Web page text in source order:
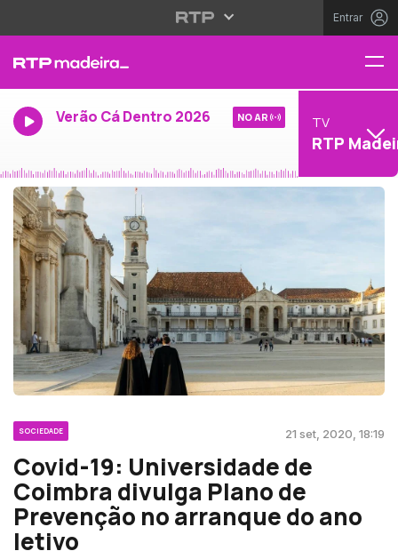
Entrar
Verão Cá Dentro 2026 NO AR TV
RTP
SOCIEDADE 21 set, 2020, 18:19
Covid-19: Universidade de
Coimbra divulga Plano de
Prevenção no arranque do ano
letivo